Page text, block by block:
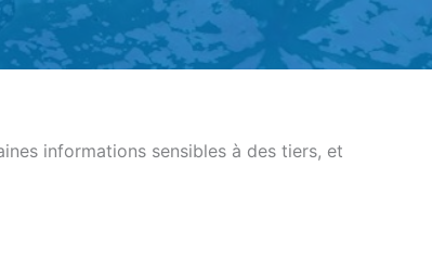
informations sensibles à des tiers, et